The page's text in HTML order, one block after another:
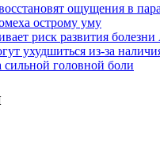
ощущения в
острому уму
риск развития
ухудшиться из-за
головной боли